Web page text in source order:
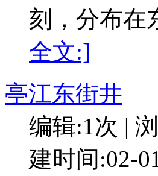
刻，分布在
全文:]
亭江东街井
编辑:1次 |
建时间:02-